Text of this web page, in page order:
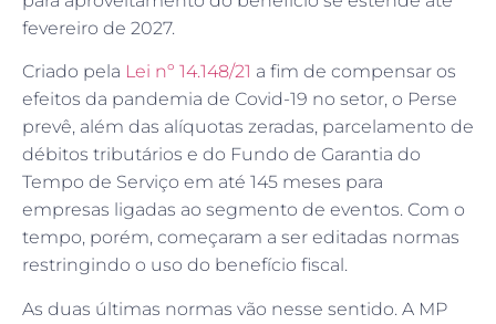
fevereiro de 2027.
Criado pela Lei nº 14.148/21 a fim de compensar os
efeitos da pandemia de Covid-19 no setor, o Perse
prevê, além das alíquotas zeradas, parcelamento de
débitos tributários e do Fundo de Garantia do
Tempo de Serviço em até 145 meses para
empresas ligadas ao segmento de eventos. Com o
tempo, porém, começaram a ser editadas normas
restringindo o uso do benefício fiscal.
As duas últimas normas vão nesse sentido. A MP